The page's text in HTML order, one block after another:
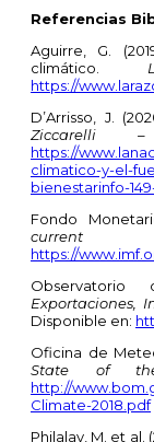
Referencias
Aguirre, G.
climático.
https://
D’Arrisso, J.
https://
climatico-y-el-
bienestarinfo-
Fondo
current
https://
Observatorio
Exportaciones,
Disponible en:
Oficina de
State of
http://
Climate-2018.pdf
Philalay, M. et al.